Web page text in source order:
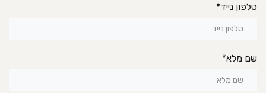
טלפון נייד*
שם מלא*